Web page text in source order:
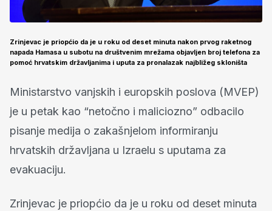
Zrinjevac je priopćio da je u roku od deset minuta nakon prvog raketnog
napada Hamasa u subotu na društvenim mrežama objavljen broj telefona za
pomoć hrvatskim državljanima i uputa za pronalazak najbližeg skloništa
Ministarstvo vanjskih i europskih poslova (MVEP)
je u petak kao “netočno i maliciozno” odbacilo
pisanje medija o zakašnjelom informiranju
hrvatskih državljana u Izraelu s uputama za
evakuaciju.
Zrinjevac je priopćio da je u roku od deset minuta